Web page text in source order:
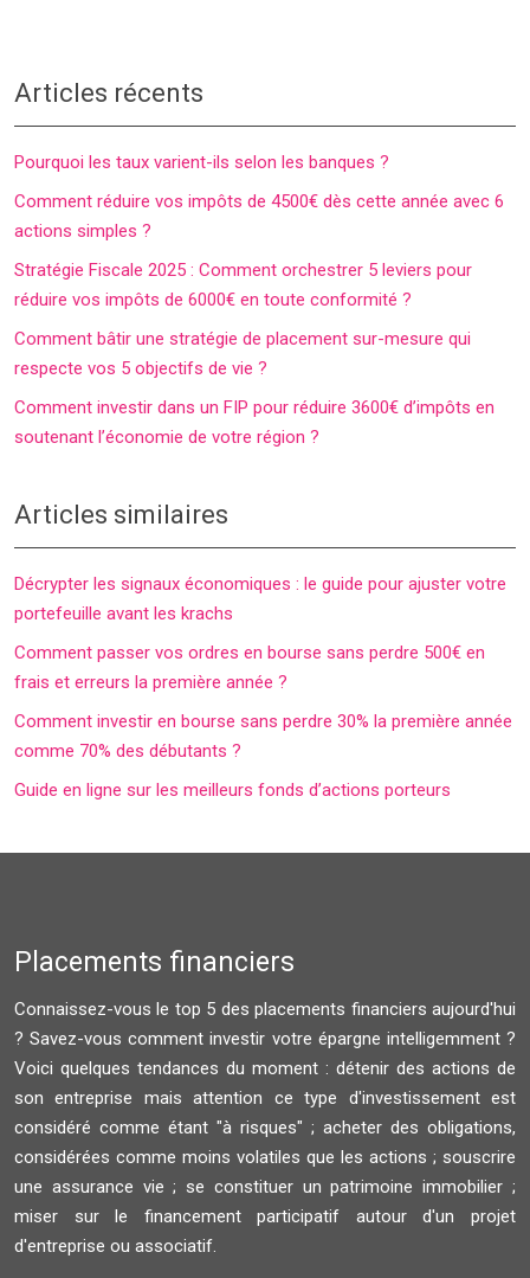
Articles récents
Pourquoi les taux varient-ils selon les banques ?
Comment réduire vos impôts de 4500€ dès cette année avec 6
actions simples ?
Stratégie Fiscale 2025 : Comment orchestrer 5 leviers pour
réduire vos impôts de 6000€ en toute conformité ?
Comment bâtir une stratégie de placement sur-mesure qui
respecte vos 5 objectifs de vie ?
Comment investir dans un FIP pour réduire 3600€ d’impôts en
soutenant l’économie de votre région ?
Articles similaires
Décrypter les signaux économiques : le guide pour ajuster votre
portefeuille avant les krachs
Comment passer vos ordres en bourse sans perdre 500€ en
frais et erreurs la première année ?
Comment investir en bourse sans perdre 30% la première année
comme 70% des débutants ?
Guide en ligne sur les meilleurs fonds d’actions porteurs
Placements financiers
Connaissez-vous le top 5 des placements financiers aujourd'hui
? Savez-vous comment investir votre épargne intelligemment ?
Voici quelques tendances du moment : détenir des actions de
son entreprise mais attention ce type d'investissement est
considéré comme étant "à risques" ; acheter des obligations,
considérées comme moins volatiles que les actions ; souscrire
une assurance vie ; se constituer un patrimoine immobilier ;
miser sur le financement participatif autour d'un projet
d'entreprise ou associatif.